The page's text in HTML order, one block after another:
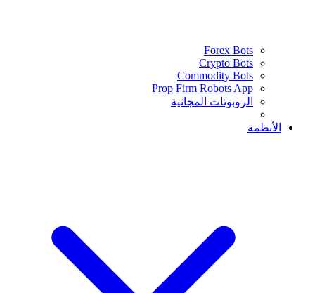
Forex Bots
Crypto Bots
Commodity Bots
Prop Firm Robots App
الروبوتات المجانية
الأنظمة